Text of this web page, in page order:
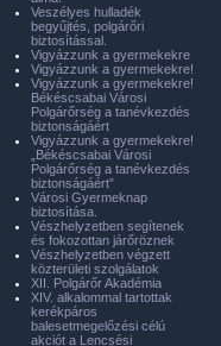
Veszélyes hulladék
begyűjtés, polgárőri
biztosítással.
Vigyázzunk a gyermekekre
Vigyázzunk a gyermekekre!
Vigyázzunk a gyermekekre!
Békéscsabai Városi
Polgárőrség a tanévkezdés
biztonságáért
Vigyázzunk a gyermekekre!
„Békéscsabai Városi
Polgárőrség a tanévkezdés
biztonságáért”
Városi Gyermeknap
biztosítása.
Vészhelyzetben segítenek
és fokozottan járőröznek
Vészhelyzetben végzett
közterületi szolgálatok
XII. Polgárőr Akadémia
XIV. alkalommal tartottak
kerékpáros
balesetmegelőzési célú
akciót a Lencsési